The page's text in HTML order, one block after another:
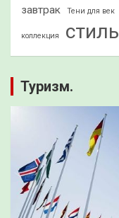
завтрак
Тени для век
коллекция стиль
Туризм.